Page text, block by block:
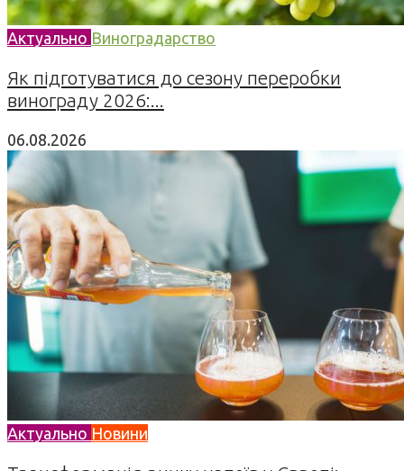
Актуально Виноградарство
Як підготуватися до сезону переробки
винограду 2026:...
06.08.2026
Актуально Новини